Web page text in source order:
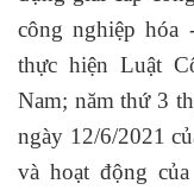
công nghiệp hóa
thực hiện Luật
Nam; năm thứ 3
ngày 12/6/2021
và hoạt động